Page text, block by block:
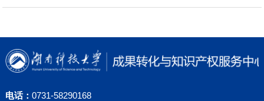
电话： 0731-58290168